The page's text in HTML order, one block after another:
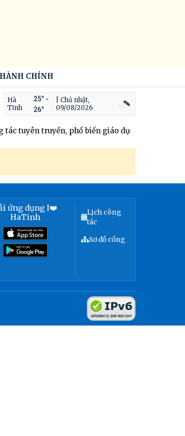
CHÍNH
Hà
Tĩnh
25° -
26°
| Chủ nhật,
09/08/2026
tuyên truyền, phổ biến giáo dục pháp luật và
ứng dụng I❤️
HaTinh
Lịch công
tác
Sơ đồ cổng